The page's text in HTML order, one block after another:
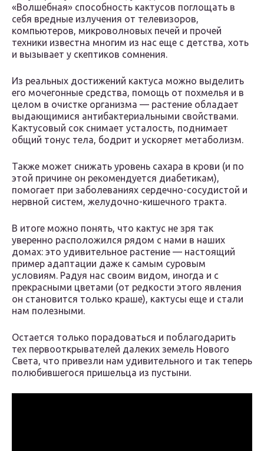
«Волшебная» способность кактусов поглощать в
себя вредные излучения от телевизоров,
компьютеров, микроволновых печей и прочей
техники известна многим из нас еще с детства, хоть
и вызывает у скептиков сомнения.
Из реальных достижений кактуса можно выделить
его мочегонные средства, помощь от похмелья и в
целом в очистке организма — растение обладает
выдающимися антибактериальными свойствами.
Кактусовый сок снимает усталость, поднимает
общий тонус тела, бодрит и ускоряет метаболизм.
Также может снижать уровень сахара в крови (и по
этой причине он рекомендуется диабетикам),
помогает при заболеваниях сердечно-сосудистой и
нервной систем, желудочно-кишечного тракта.
В итоге можно понять, что кактус не зря так
уверенно расположился рядом с нами в наших
домах: это удивительное растение — настоящий
пример адаптации даже к самым суровым
условиям. Радуя нас своим видом, иногда и с
прекрасными цветами (от редкости этого явления
он становится только краше), кактусы еще и стали
нам полезными.
Остается только порадоваться и поблагодарить
тех первооткрывателей далеких земель Нового
Света, что привезли нам удивительного и так теперь
полюбившегося пришельца из пустыни.